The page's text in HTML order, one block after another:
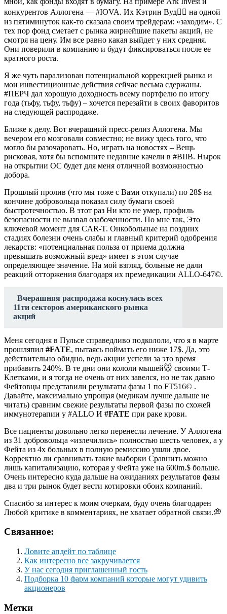
конкурентов Аллогена — #IOVA. Их Кэтрин Вуд💁‍♀ на одной
из пятиминуток как-то сказала своим трейдерам: «заходим». С
тех пор фонд сметает с рынка жирнейшие пакеты акций, не
смотря на цену. Им все равно какая выйдет у них средняя.
Они поверили в компанию и будут фиксироваться после ее
кратного роста.
Я же чуть парализован потенциальной коррекцией рынка и
мои инвестиционные действия сейчас весьма сдержаны.
#ПЕРЧ дал хорошую доходность всему портфелю по итогу
года (тьфу, тьфу, тьфу) – хочется перезайти в своих фаворитов
на следующей распродаже.
Ближе к делу. Вот вчерашний пресс-релиз Аллогена. Мы
вечером его мозговали совместно; не вижу здесь того, что
могло бы разочаровать. Но, играть на новостях – Вещь
рисковая, хотя бы вспомните недавние качели в #BIIB. Нырок
на открытии ОС будет для меня отличной возможностью
добора.
Прошлый пролив (что мы тоже с Вами откупали) по 28$ на
кончине добровольца показал силу бумаги своей
быстротечностью. В этот раз Ни кто не умер, профиль
безопасности не вызвал озабоченности. По мне так, Это
ключевой момент для CAR-T. Онкобольные на поздних
стадиях болезни очень слабы и главный критерий одобрения
лекарств: «потенциальная польза от приема должна
превышать возможный вред» имеет в этом случае
определяющее значение. На мой взгляд, больные не дали
реакций отторжения благодаря их премедикации ALLO-647©.
Вчерашняя распродажа коснулась всех
11ти секторов американского рынка
акций
Меня сегодня в Пульсе справедливо подкололи, что я в марте
прошляпил #FATE, пытаясь поймать его ниже 17$. Да, это
действительно обидно, ведь акции успели за это время
прибавить 240%. В те дни они кололи мышей🐭 своими Т-
Клетками, и я тогда не очень от них завелся, но не так давно
Фейтовцы представили результаты фазы 1 по FT516© .
Давайте, максимально упрощая (медикам лучше дальше не
читать) сравним свежие результаты первой фазы по схожей
иммунотерапии у #ALLO И #FATE при раке крови.
Все пациенты довольно легко перенесли лечение. У Аллогена
из 31 добровольца «излечились» полностью шесть человек, а у
Фейта из 4х больных в полную ремиссию ушли двое.
Корректно ли сравнивать такие выборки Сравнить можно
лишь капитализацию, которая у Фейта уже на 600m.$ больше.
Очень интересно куда дальше на ожиданиях результатов фазы
два и три рынок будет вести котировки обоих компаний.
Спасибо за интерес к моим очеркам, буду очень благодарен
Любой критике в комментариях, не хватает обратной связи.💭
Связанное:
Ловите апдейт по таблице
Как интересно все закручивается
У нас сегодня приглашенный гость
Подборка 10 фарм компаний которые могут удивить
акционеров
Метки